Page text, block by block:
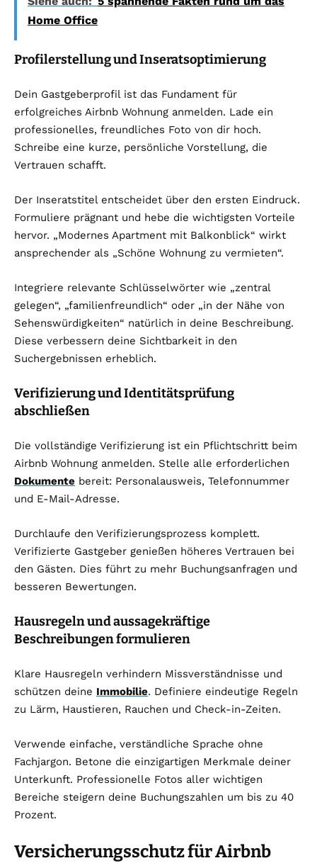
Home Office
Profilerstellung und Inseratsoptimierung
Dein Gastgeberprofil ist das Fundament für
erfolgreiches Airbnb Wohnung anmelden. Lade ein
professionelles, freundliches Foto von dir hoch.
Schreibe eine kurze, persönliche Vorstellung, die
Vertrauen schafft.
Der Inseratstitel entscheidet über den ersten Eindruck.
Formuliere prägnant und hebe die wichtigsten Vorteile
hervor. „Modernes Apartment mit Balkonblick“ wirkt
ansprechender als „Schöne Wohnung zu vermieten“.
Integriere relevante Schlüsselwörter wie „zentral
gelegen“, „familienfreundlich“ oder „in der Nähe von
Sehenswürdigkeiten“ natürlich in deine Beschreibung.
Diese verbessern deine Sichtbarkeit in den
Suchergebnissen erheblich.
Verifizierung und Identitätsprüfung
abschließen
Die vollständige Verifizierung ist ein Pflichtschritt beim
Airbnb Wohnung anmelden. Stelle alle erforderlichen
Dokumente bereit: Personalausweis, Telefonnummer
und E-Mail-Adresse.
Durchlaufe den Verifizierungsprozess komplett.
Verifizierte Gastgeber genießen höheres Vertrauen bei
den Gästen. Dies führt zu mehr Buchungsanfragen und
besseren Bewertungen.
Hausregeln und aussagekräftige
Beschreibungen formulieren
Klare Hausregeln verhindern Missverständnisse und
schützen deine Immobilie. Definiere eindeutige Regeln
zu Lärm, Haustieren, Rauchen und Check-in-Zeiten.
Verwende einfache, verständliche Sprache ohne
Fachjargon. Betone die einzigartigen Merkmale deiner
Unterkunft. Professionelle Fotos aller wichtigen
Bereiche steigern deine Buchungszahlen um bis zu 40
Prozent.
Versicherungsschutz für Airbnb